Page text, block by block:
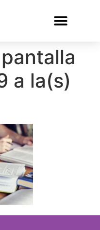
a la(s)